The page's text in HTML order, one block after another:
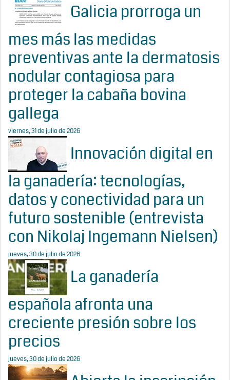
Galicia prorroga un
mes más las medidas
preventivas ante la dermatosis
nodular contagiosa para
proteger la cabaña bovina
gallega
viernes, 31 de julio de 2026
Innovación digital en
la ganadería: tecnologías,
datos y conectividad para un
futuro sostenible (entrevista
con Nikolaj Ingemann Nielsen)
jueves, 30 de julio de 2026
La ganadería
española afronta una
creciente presión sobre los
precios
jueves, 30 de julio de 2026